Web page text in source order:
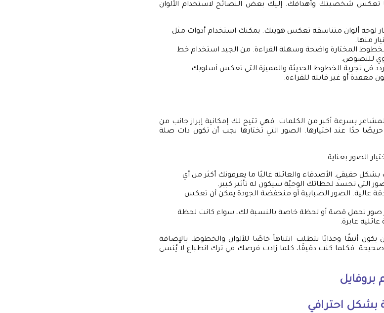
أنها تعكس شخصيتك وأهدافك. إليك بعض النصائح لاستخدام الألوان
لوحة ألوان متناسقة تعكس هويتك. يمكنك استخدام أدوات مثل
المختارة واضحة وسهلة القراءة. من الجيد استخدام خط
للنصوص.
في تجربة الخطوط الحديثة والمميزة التي تعكس أسلوبك
معقدة أو غير قابلة للقراءة.
بسرعة أكبر من الكلمات. فهي تتيح لك إمكانية إبراز جانب من
جدًا عند اختيارها. الصور التي تختارها يجب أن تكون ذات صلة
الصور بعناية:
بشكل حقيقي. الأصدقاء والعائلة غالبًا ما يعرفونك أكثر من أي
التي تجسد لحظاتك الوحيّة سيكون له تأثير كبير.
عالية. الصور الضبابية أو منخفضة الجودة يمكن أن تعكس
صور تحمل قصة أو لحظة خاصة بالنسبة لك، سواء كانت لحظة
عابرة.
يكون أنيقًا وجذابًا يتطلب انتباهاً خاصًا للألوان والخطوط، بالإضافة
فكلما كنت دقيقًا، كلما زادت فرصك في ترك انطباع لا يُنسى
بروفايل
بشكل احترافي